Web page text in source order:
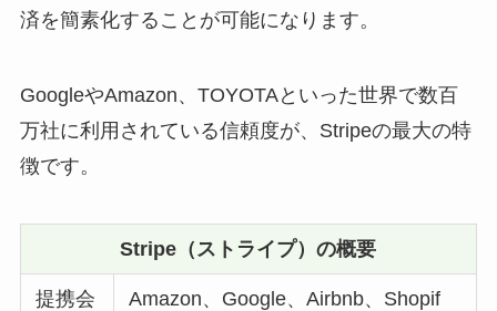
済を簡素化することが可能になります。
GoogleやAmazon、TOYOTAといった世界で数百
万社に利用されている信頼度が、Stripeの最大の特
徴です。
Stripe（ストライプ）の概要
提携会
Amazon、Google、Airbnb、Shopif